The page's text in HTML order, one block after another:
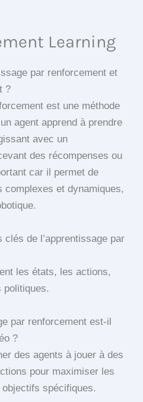
Learning
par renforcement et
?
est une méthode
agent apprend à prendre
avec un
des récompenses ou
car il permet de
complexes et dynamiques,
de l’apprentissage par
les états, les actions,
politiques.
par renforcement est-il
?
des agents à jouer à des
pour maximiser les
spécifiques.